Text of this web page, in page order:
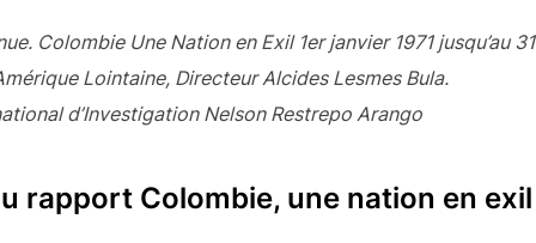
Colombie Une Nation en Exil 1er janvier 1971 jusqu’au
Lointaine, Directeur Alcides Lesmes Bula.
d’Investigation Nelson Restrepo Arango
rapport Colombie, une nation en